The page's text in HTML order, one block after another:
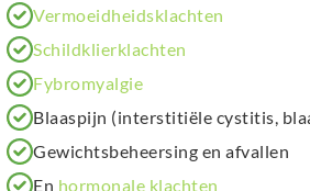
Vermoeidheidsklachten
Schildklierklachten
Fybromyalgie
Blaaspijn (interstitiële cystitis,
Gewichtsbeheersing en afvallen
En hormonale klachten